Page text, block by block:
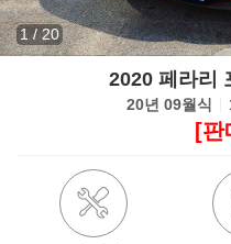
1/20
2020 페라리
20년 09월식
[판